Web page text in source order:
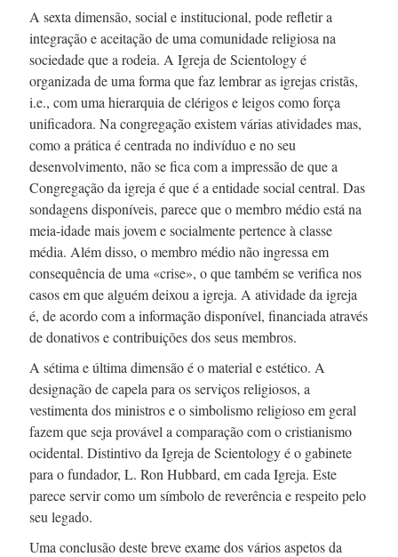
A sexta dimensão, social e institucional, pode refletir a
integração e aceitação de uma comunidade religiosa na
sociedade que a rodeia. A Igreja de Scientology é
organizada de uma forma que faz lembrar as igrejas cristãs,
i.e., com uma hierarquia de clérigos e leigos como força
unificadora. Na congregação existem várias atividades mas,
como a prática é centrada no indivíduo e no seu
desenvolvimento, não se fica com a impressão de que a
Congregação da igreja é que é a entidade social central. Das
sondagens disponíveis, parece que o membro médio está na
meia-idademais jovem e socialmente pertence à classe
média. Além disso, o membro médio não ingressa em
consequência de uma «crise», o que também se verifica nos
casos em que alguém deixou a igreja. A atividade da igreja
é, de acordo com a informação disponível, financiada através
de donativos e contribuições dos seus membros.
A sétima e última dimensão é o material e estético. A
designação de capela para os serviços religiosos, a
vestimenta dos ministros e o simbolismo religioso em geral
fazem que seja provável a comparação com o cristianismo
ocidental. Distintivo da Igreja de Scientology é o gabinete
para o fundador, L. Ron Hubbard, em cada Igreja. Este
parece servir como um símbolo de reverência e respeito pelo
seu legado.
Uma conclusão deste breve exame dos vários aspetos da